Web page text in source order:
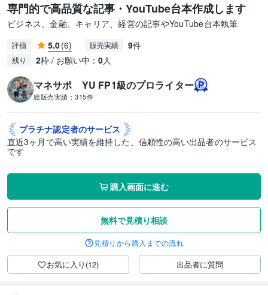
専門的で高品質な記事・YouTube台本作成します
ビジネス、金融、キャリア、経営の記事やYouTube台本執筆
評価 5.0(6) 販売実績 9件
残り 2枠 / お願い中： 0人
マネサポ YU FP1級のプロライター
総販売実績： 315件
プラチナ認定者のサービス
直近3ヶ月で高い実績を維持した、信頼性の高い出品者のサービス
です
購入画面に進む
無料で見積り相談
見積りから購入までの流れ
お気に入り(12) 出品者に質問